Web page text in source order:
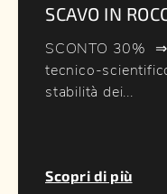
SCAVO IN
SCONTO 30%
tecnico-
stabilità dei...
Scopri di più